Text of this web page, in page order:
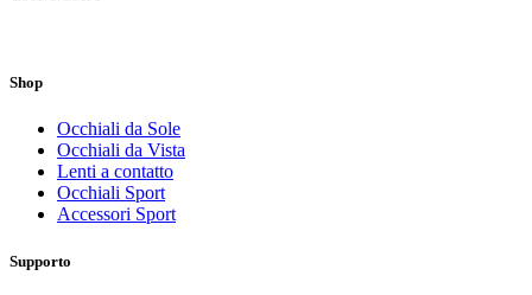
Shop
Occhiali da Sole
Occhiali da Vista
Lenti a contatto
Occhiali Sport
Accessori Sport
Supporto